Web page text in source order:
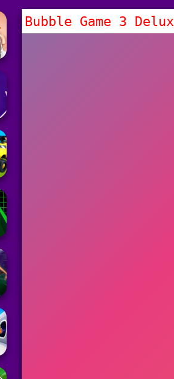
Bubble Game 3